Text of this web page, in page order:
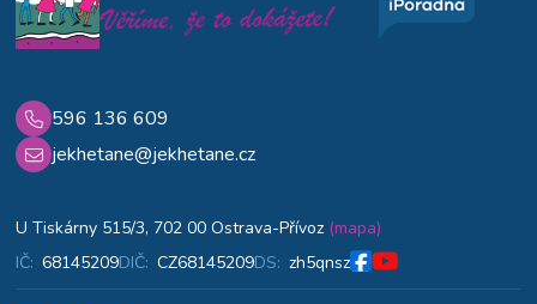
596 136 609
jekhetane@jekhetane.cz
U Tiskárny 515/3, 702 00 Ostrava-Přívoz (mapa)
IČ: 68145209DIČ: CZ68145209DS: zh5qnsz